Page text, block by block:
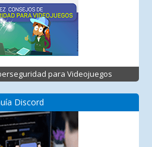
para Videojuegos
Discord